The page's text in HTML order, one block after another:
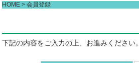
HOME 会員登録
下記の内容をご入力の上、お進みください。